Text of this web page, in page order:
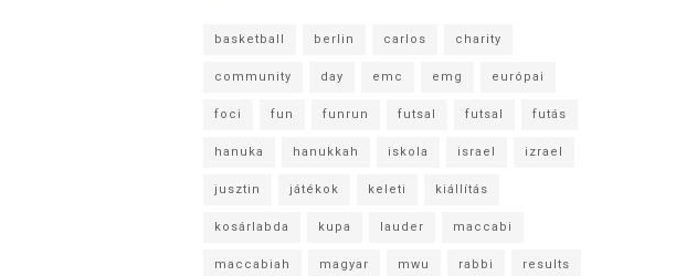
basketball berlin carlos charity
community day emc emg európai
foci fun funrun futsal futsal futás
hanuka hanukkah iskola israel izrael
jusztin játékok keleti kiállítás
kosárlabda kupa lauder maccabi
maccabiah magyar mwu rabbi results